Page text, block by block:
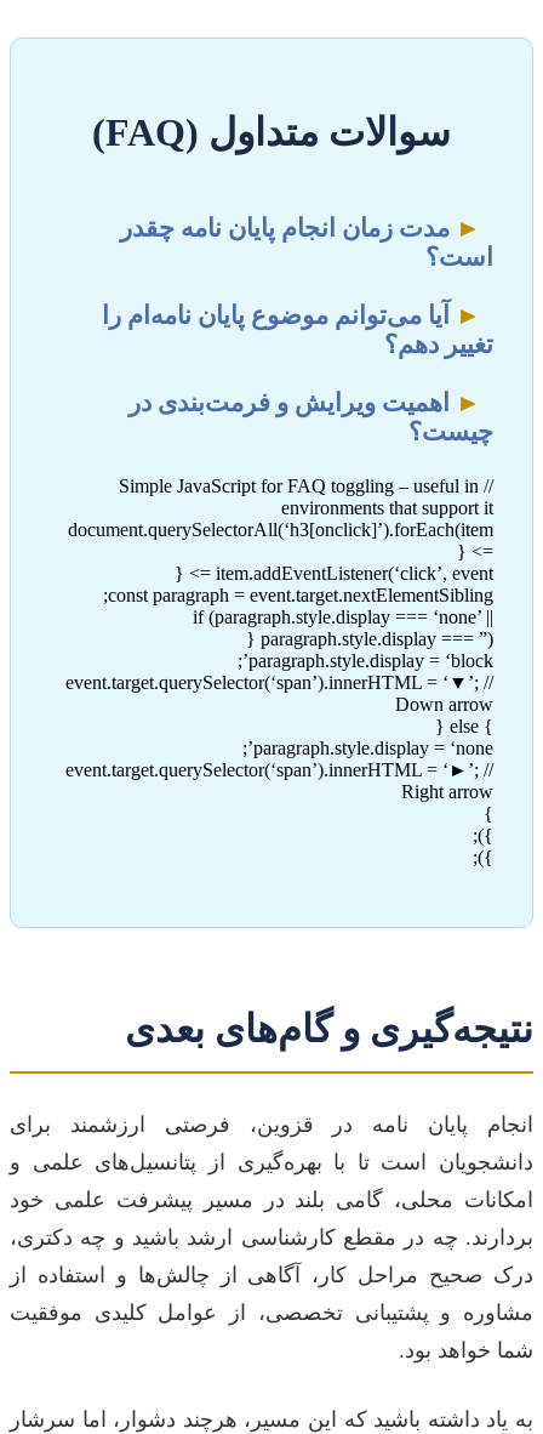
سوالات متداول (FAQ)
► مدت زمان انجام پایان نامه چقدر
است؟
►
آیا می‌توانم موضوع پایان نامه‌ام را
تغییر دهم؟
►
اهمیت ویرایش و فرمت‌بندی در
چیست؟
// Simple JavaScript for FAQ toggling – useful in
environments that support it
document.querySelectorAll(‘h3[onclick]’).forEach(item
=> {
item.addEventListener(‘click’, event => {
const paragraph = event.target.nextElementSibling;
if (paragraph.style.display === ‘none’ ||
paragraph.style.display === ”) {
paragraph.style.display = ‘block’;
event.target.querySelector(‘span’).innerHTML = ‘▼’; //
Down arrow
} else {
paragraph.style.display = ‘none’;
event.target.querySelector(‘span’).innerHTML = ‘►’; //
Right arrow
}
});
});
نتیجه‌گیری و گام‌های بعدی
انجام پایان نامه در قزوین، فرصتی ارزشمند برای
دانشجویان است تا با بهره‌گیری از پتانسیل‌های علمی و
امکانات محلی، گامی بلند در مسیر پیشرفت علمی خود
بردارند. چه در مقطع کارشناسی ارشد باشید و چه دکتری،
درک صحیح مراحل کار، آگاهی از چالش‌ها و استفاده از
مشاوره و پشتیبانی تخصصی، از عوامل کلیدی موفقیت
شما خواهد بود.
به یاد داشته باشید که این مسیر، هرچند دشوار، اما سرشار